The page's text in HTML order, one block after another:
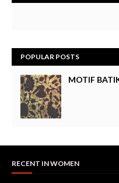
POPULAR POSTS
MOTIF
RECENT IN WOMEN